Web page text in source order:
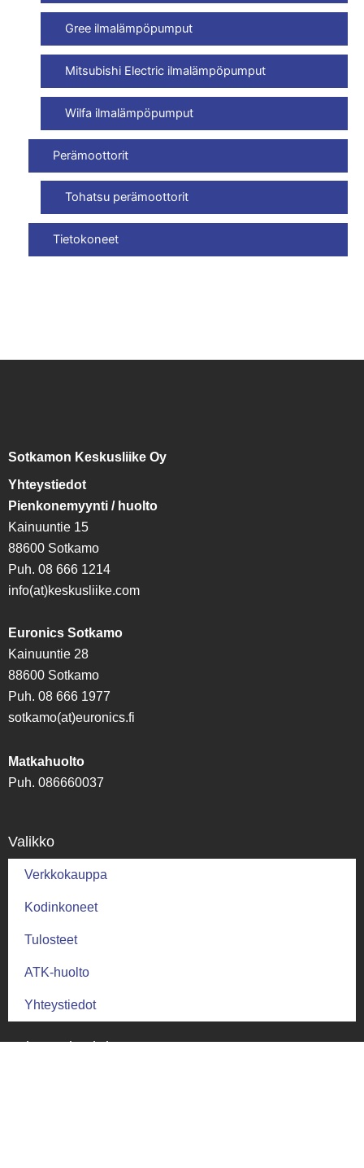
Gree ilmalämpöpumput
Mitsubishi Electric ilmalämpöpumput
Wilfa ilmalämpöpumput
Perämoottorit
Tohatsu perämoottorit
Tietokoneet
Sotkamon Keskusliike Oy
Yhteystiedot
Pienkonemyynti / huolto
Kainuuntie 15
88600 Sotkamo
Puh. 08 666 1214
info(at)keskusliike.com
Euronics Sotkamo
Kainuuntie 28
88600 Sotkamo
Puh. 08 666 1977
sotkamo(at)euronics.fi
Matkahuolto
Puh. 086660037
Valikko
Verkkokauppa
Kodinkoneet
Tulosteet
ATK-huolto
Yhteystiedot
Palautus ja ehdot